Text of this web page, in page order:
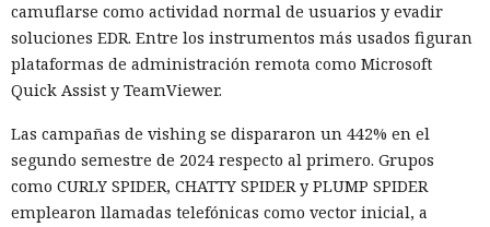
camuflarse como actividad normal de usuarios y evadir
soluciones EDR. Entre los instrumentos más usados figuran
plataformas de administración remota como Microsoft
Quick Assist y TeamViewer.
Las campañas de vishing se dispararon un 442% en el
segundo semestre de 2024 respecto al primero. Grupos
como CURLY SPIDER, CHATTY SPIDER y PLUMP SPIDER
emplearon llamadas telefónicas como vector inicial, a